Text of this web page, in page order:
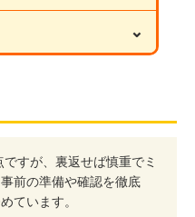
⌄
すが、裏返せば慎重でミ
前の準備や確認を徹底
ています。